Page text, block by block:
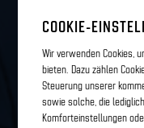
COOKIE-
Wir verwenden Cookies,
bieten. Dazu zählen
Steuerung unserer
sowie solche, die
Komforteinstellungen